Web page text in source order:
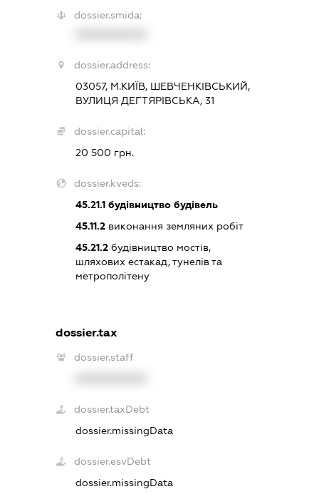
dossier.smida:
dossier.address:
03057, М.КИЇВ, ШЕВЧЕНКІВСЬКИЙ,
ВУЛИЦЯ ДЕГТЯРІВСЬКА, 31
dossier.capital:
20 500 грн.
dossier.kveds:
45.21.1 будівництво будівель
45.11.2 виконання земляних робіт
45.21.2 будівництво мостів,
шляхових естакад, тунелів та
метрополітену
dossier.tax
dossier.staff
dossier.taxDebt
dossier.missingData
dossier.esvDebt
dossier.missingData